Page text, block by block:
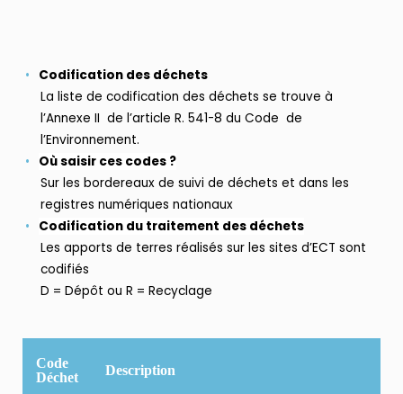
Codification des déchets
La liste de codification des déchets se trouve à
l’Annexe II de l’article R. 541-8 du Code de
l’Environnement.
Où saisir ces codes ?
Sur les bordereaux de suivi de déchets et dans les
registres numériques nationaux
Codification du traitement des déchets
Les apports de terres réalisés sur les sites d’ECT sont
codifiés
D = Dépôt ou R = Recyclage
Code
Déchet
Description